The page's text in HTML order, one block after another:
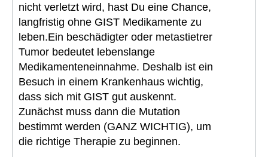
nicht verletzt wird, hast Du eine Chance,
langfristig ohne GIST Medikamente zu
leben.Ein beschädigter oder metastietrer
Tumor bedeutet lebenslange
Medikamenteneinnahme. Deshalb ist ein
Besuch in einem Krankenhaus wichtig,
dass sich mit GIST gut auskennt.
Zunächst muss dann die Mutation
bestimmt werden (GANZ WICHTIG), um
die richtige Therapie zu beginnen.